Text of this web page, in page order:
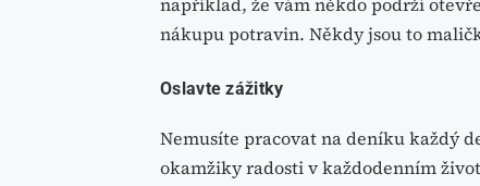
nákupu potravin. Někdy jsou to
Oslavte zážitky
Nemusíte pracovat na deníku každý
okamžiky radosti v každodenním